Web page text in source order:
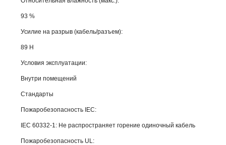
93 %
Усилие на разрыв (кабель/разъем):
89 Н
Условия эксплуатации:
Внутри помещений
Стандарты
Пожаробезопасность IEC:
IEC 60332-1: Не распространяет горение одиночный кабель
Пожаробезопасность UL: